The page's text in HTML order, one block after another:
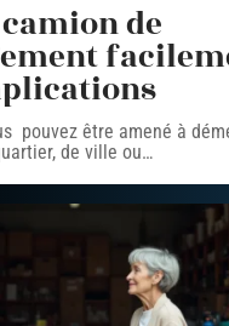
de
pouvez être amené à
de ville ou…